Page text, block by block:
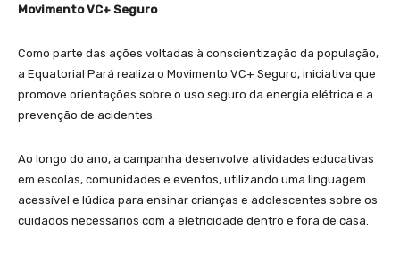
Movimento VC+ Seguro
Como parte das ações voltadas à conscientização da população,
a Equatorial Pará realiza o Movimento VC+ Seguro, iniciativa que
promove orientações sobre o uso seguro da energia elétrica e a
prevenção de acidentes.
Ao longo do ano, a campanha desenvolve atividades educativas
em escolas, comunidades e eventos, utilizando uma linguagem
acessível e lúdica para ensinar crianças e adolescentes sobre os
cuidados necessários com a eletricidade dentro e fora de casa.